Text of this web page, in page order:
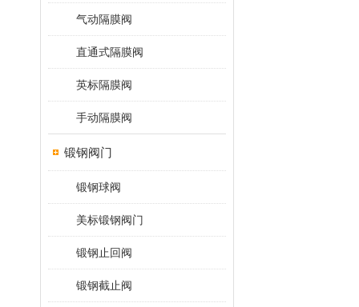
气动隔膜阀
直通式隔膜阀
英标隔膜阀
手动隔膜阀
锻钢阀门
锻钢球阀
美标锻钢阀门
锻钢止回阀
锻钢截止阀